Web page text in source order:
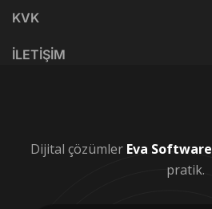
KVK
İLETİŞİM
Dijital çözümler Eva
pratik.